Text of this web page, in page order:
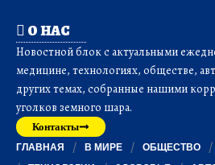
О НАС
Новостной блок с актуальными
медицине, технологиях, обществе,
других темах, собранные нашими
уголков земного шара.
Контакты
ГЛАВНАЯ В МИРЕ ОБЩЕСТВО